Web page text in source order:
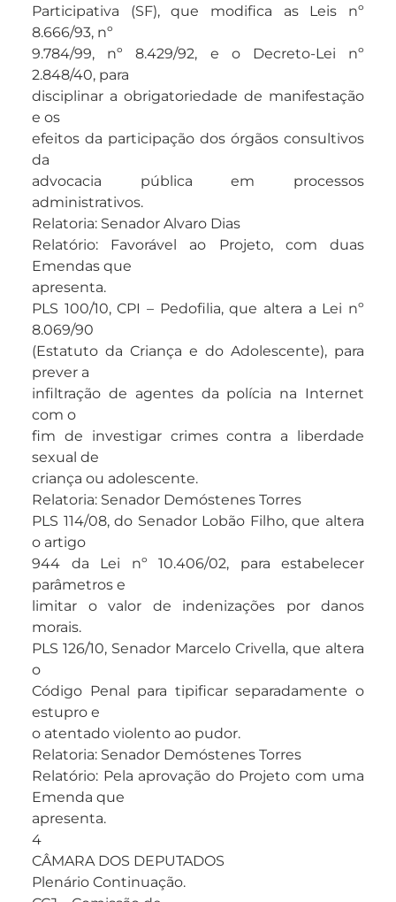
Participativa (SF), que modifica as Leis nº
8.666/93, nº
9.784/99, nº 8.429/92, e o Decreto-Lei nº
2.848/40, para
disciplinar a obrigatoriedade de manifestação
e os
efeitos da participação dos órgãos consultivos
da
advocacia pública em processos
administrativos.
Relatoria: Senador Alvaro Dias
Relatório: Favorável ao Projeto, com duas
Emendas que
apresenta.
PLS 100/10, CPI – Pedofilia, que altera a Lei nº
8.069/90
(Estatuto da Criança e do Adolescente), para
prever a
infiltração de agentes da polícia na Internet
com o
fim de investigar crimes contra a liberdade
sexual de
criança ou adolescente.
Relatoria: Senador Demóstenes Torres
PLS 114/08, do Senador Lobão Filho, que altera
o artigo
944 da Lei nº 10.406/02, para estabelecer
parâmetros e
limitar o valor de indenizações por danos
morais.
PLS 126/10, Senador Marcelo Crivella, que altera
o
Código Penal para tipificar separadamente o
estupro e
o atentado violento ao pudor.
Relatoria: Senador Demóstenes Torres
Relatório: Pela aprovação do Projeto com uma
Emenda que
apresenta.
4
CÂMARA DOS DEPUTADOS
Plenário Continuação.